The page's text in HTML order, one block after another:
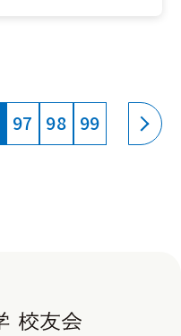
席頂き、参加者
口火を切りまし
ズに可決進行
会員の参加を最
97 98 99